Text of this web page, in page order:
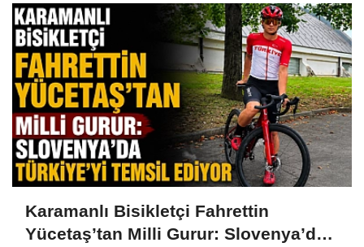
Karamanlı Bisikletçi Fahrettin
Yücetaş’tan Milli Gurur: Slovenya’da